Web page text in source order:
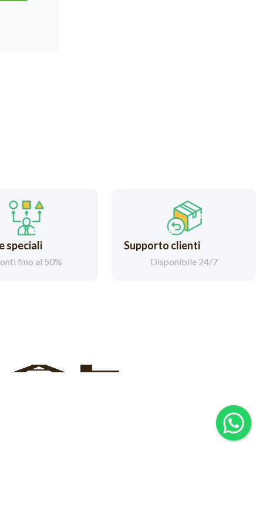
speciali
fino al 50%
Supporto clienti
Disponibile 24/7